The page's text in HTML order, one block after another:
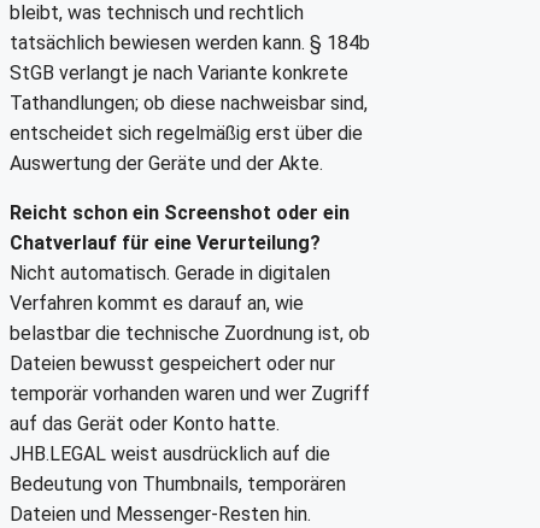
bleibt, was technisch und rechtlich
tatsächlich bewiesen werden kann. § 184b
StGB verlangt je nach Variante konkrete
Tathandlungen; ob diese nachweisbar sind,
entscheidet sich regelmäßig erst über die
Auswertung der Geräte und der Akte.
Reicht schon ein Screenshot oder ein
Chatverlauf für eine Verurteilung?
Nicht automatisch. Gerade in digitalen
Verfahren kommt es darauf an, wie
belastbar die technische Zuordnung ist, ob
Dateien bewusst gespeichert oder nur
temporär vorhanden waren und wer Zugriff
auf das Gerät oder Konto hatte.
JHB.LEGAL weist ausdrücklich auf die
Bedeutung von Thumbnails, temporären
Dateien und Messenger-Resten hin.